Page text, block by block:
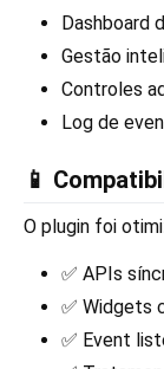
Dashboard
Gestão
Controles
Log de
📱
O plugin foi
✅ APIs
✅ Widgets
✅ Event